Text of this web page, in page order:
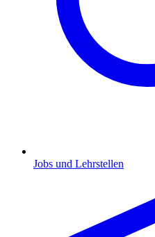
Jobs und Lehrstellen